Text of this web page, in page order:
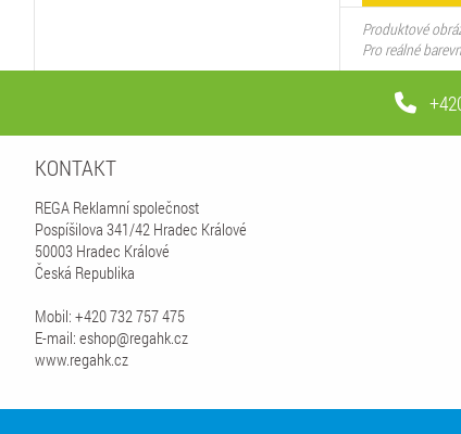
Produktové
Pro reálné
KONTAKT
REGA Reklamní společnost
Pospíšilova 341/42 Hradec Králové
50003 Hradec Králové
Česká Republika
Mobil: +420 732 757 475
E-mail: eshop@regahk.cz
www.regahk.cz